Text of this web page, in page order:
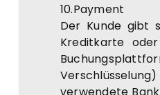
10.Payment
Der Kunde gibt
Kreditkarte
verwendete